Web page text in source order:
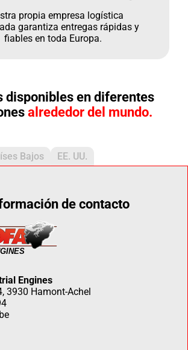
propia empresa logística
garantiza entregas rápidas y
fiables en toda Europa.
disponibles en diferentes
alrededor del mundo.
Bajos EE. UU.
de contacto
Engines
3930 Hamont-Achel